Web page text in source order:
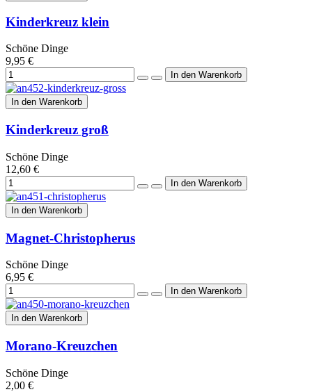
Kinderkreuz klein
Schöne Dinge
9,95 €
In den Warenkorb
Kinderkreuz groß
Schöne Dinge
12,60 €
In den Warenkorb
Magnet-Christopherus
Schöne Dinge
6,95 €
In den Warenkorb
Morano-Kreuzchen
Schöne Dinge
2,00 €